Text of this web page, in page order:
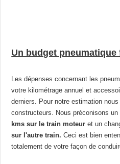
Un budget pneumatique
Les dépenses concernant les
votre kilométrage annuel et
derniers. Pour notre estimation
constructeurs. Nous préconisons
kms sur le train moteur et un
sur l'autre train. Ceci est bien
totalement de votre façon de